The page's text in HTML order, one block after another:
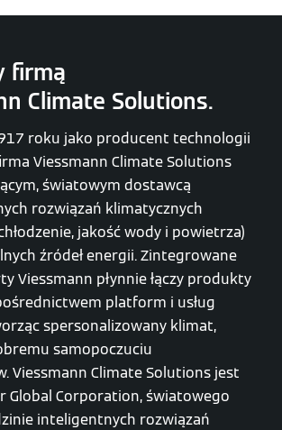
firmą
Climate Solutions.
roku jako producent technologii
Viessmann Climate Solutions
światowym dostawcą
rozwiązań klimatycznych
jakość wody i powietrza)
źródeł energii. Zintegrowane
Viessmann płynnie łączy produkty
platform i usług
spersonalizowany klimat,
samopoczuciu
Viessmann Climate Solutions jest
Global Corporation, światowego
inteligentnych rozwiązań